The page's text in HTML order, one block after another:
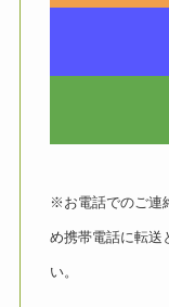
※お電話でのご連
め携帯電話に転送
い。